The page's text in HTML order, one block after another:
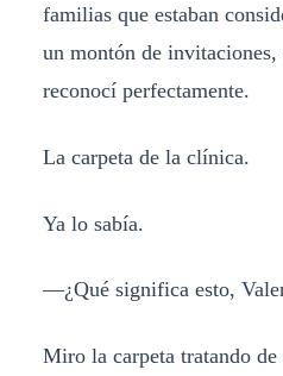
familias que estaban
un montón de invitaciones,
reconocí perfectamente.
La carpeta de la clínica.
Ya lo sabía.
—¿Qué significa esto,
Miro la carpeta tratando